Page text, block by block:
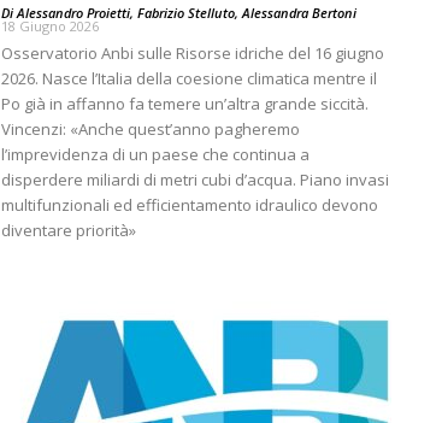
DiAlessandro Proietti, Fabrizio Stelluto, Alessandra Bertoni
18 Giugno 2026
Osservatorio Anbi sulle Risorse idriche del 16 giugno
2026. Nasce l’Italia della coesione climatica mentre il
Po già in affanno fa temere un’altra grande siccità.
Vincenzi: «Anche quest’anno pagheremo
l’imprevidenza di un paese che continua a
disperdere miliardi di metri cubi d’acqua. Piano invasi
multifunzionali ed efficientamento idraulico devono
diventare priorità»